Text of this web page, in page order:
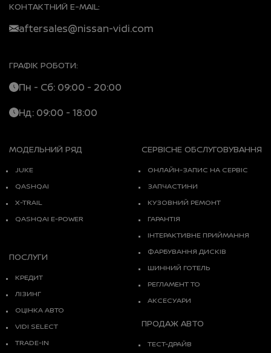
КОНТАКТНИЙ E-MAIL:
aftersales@nissan-vidi.com
ГРАФІК РОБОТИ:
Пн - Сб: 09:00 - 20:00
Нд: 09:00 - 18:00
МОДЕЛЬНИЙ РЯД
JUKE
QASHQAI
X-TRAIL
QASHQAI E-POWER
СЕРВІСНЕ ОБСЛУГОВУВАННЯ
ОНЛАЙН-ЗАПИС НА СЕРВІС
ЗАПЧАСТИНИ
КУЗОВНИЙ РЕМОНТ
ГАРАНТІЯ
ІНТЕРАКТИВНЕ ПРИЙМАННЯ
ФАРБУВАННЯ ДИСКІВ
ШИННИЙ ГОТЕЛЬ
РЕГЛАМЕНТ ТО
АКСЕСУАРИ
ПОСЛУГИ
КРЕДИТ
ЛІЗИНГ
ОЦІНКА АВТО
VIDI SELECT
TRADE-IN
ПРОДАЖ АВТО
ТЕСТ-ДРАЙВ